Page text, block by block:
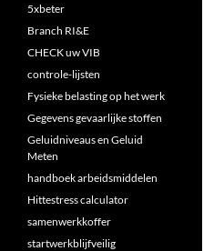
5xbeter
Branch RI&E
CHECK uw VIB
controle-lijsten
Fysieke belasting op het werk
Gegevens gevaarlijke stoffen
Geluidniveaus en Geluid
Meten
handboek arbeidsmiddelen
Hittestress calculator
samenwerkkoffer
startwerkblijfveilig